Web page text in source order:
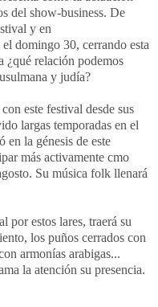
del show-business. De
y en
el domingo 30, cerrando esta
¿qué relación podemos
y judía?
este festival desde sus
largas temporadas en el
en la génesis de este
más activamente cmo
Su música folk llenará
por estos lares, traerá su
los puños cerrados con
armonías arabigas...
la atención su presencia.